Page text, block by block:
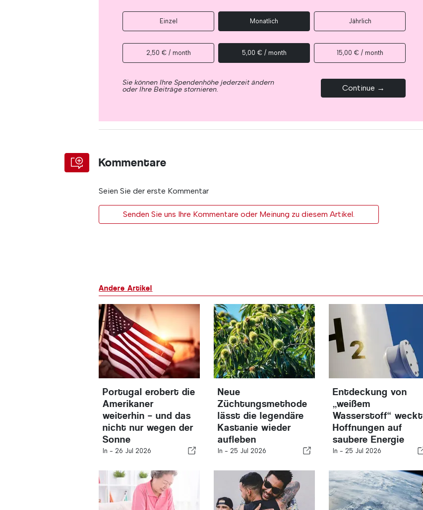
Einzel Monatlich Jährlich
2,50 € / month 5,00 € / month 15,00 € / month
Sie können Ihre Spendenhöhe jederzeit ändern
oder Ihre Beiträge stornieren. Continue →
Kommentare
Seien Sie der erste Kommentar
Senden Sie uns Ihre Kommentare oder Meinung zu diesem Artikel.
Andere Artikel
Portugal erobert die
Amerikaner
weiterhin – und das
nicht nur wegen der
Sonne
In - 26 Jul 2026
Neue
Züchtungsmethode
lässt die legendäre
Kastanie wieder
aufleben
In - 25 Jul 2026
Entdeckung von
„weißem
Wasserstoff“ weckt
Hoffnungen auf
saubere Energie
In - 25 Jul 2026